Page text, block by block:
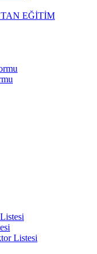
EĞİTİM
Listesi